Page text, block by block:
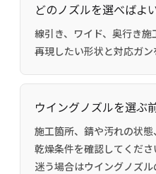
どのノズルを選べばよ
線引き、ワイド、奥行き施
再現したい形状と対応ガン
ウイングノズルを選ぶ
施工箇所、錆や汚れの状態
乾燥条件を確認してくださ
迷う場合はウイングノズ